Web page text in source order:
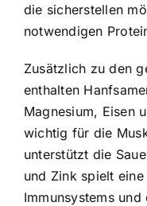
die sicherstellen
notwendigen
Zusätzlich zu den
enthalten
Magnesium, Eisen
wichtig für die
unterstützt die
und Zink spielt
Immunsystems